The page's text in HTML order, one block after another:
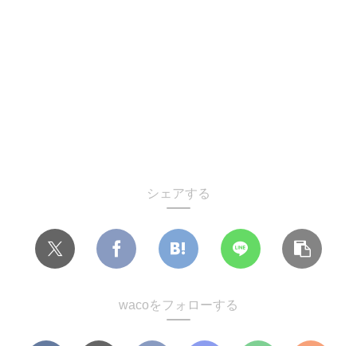
シェアする
wacoをフォローする